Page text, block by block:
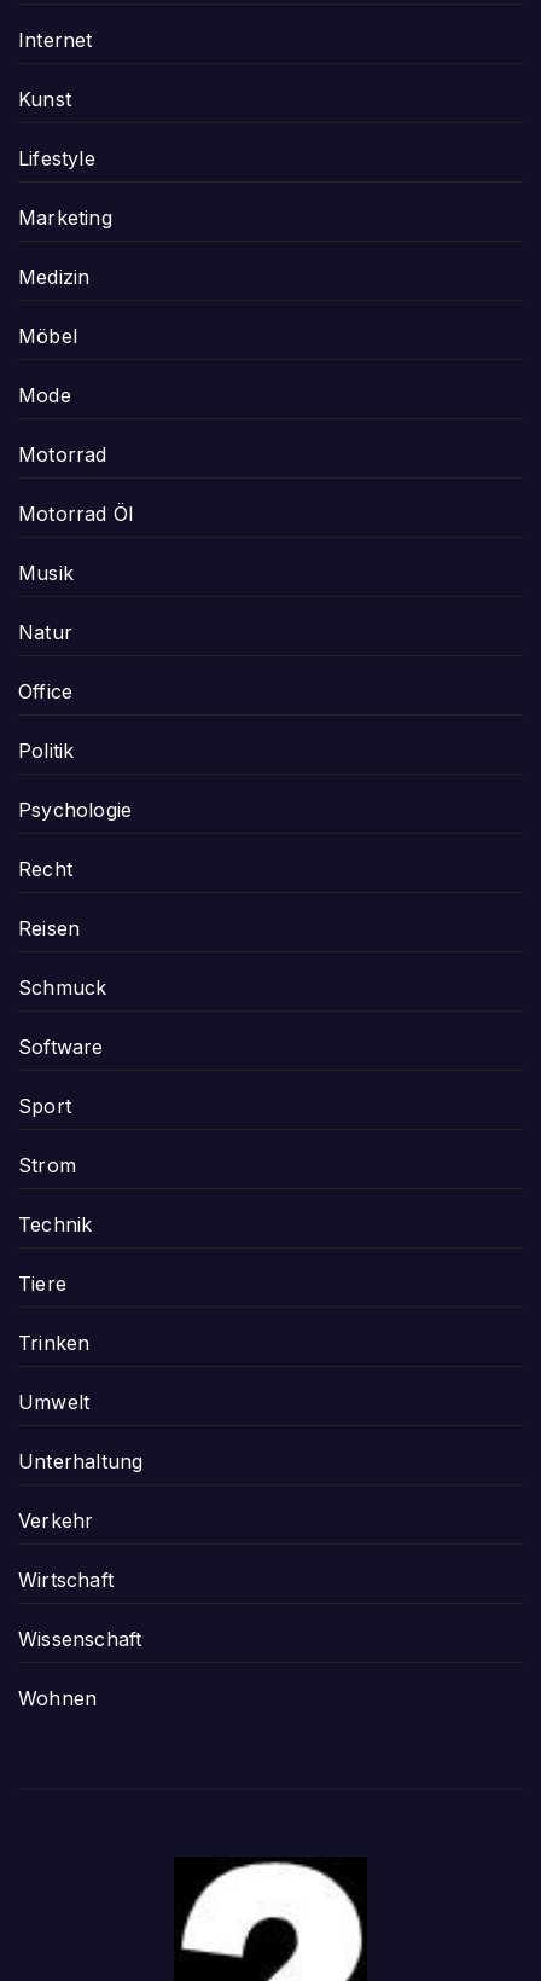
Internet
Kunst
Lifestyle
Marketing
Medizin
Möbel
Mode
Motorrad
Motorrad Öl
Musik
Natur
Office
Politik
Psychologie
Recht
Reisen
Schmuck
Software
Sport
Strom
Technik
Tiere
Trinken
Umwelt
Unterhaltung
Verkehr
Wirtschaft
Wissenschaft
Wohnen